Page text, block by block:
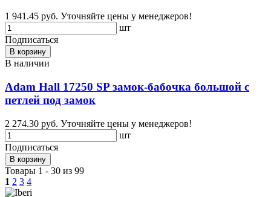
1 941.45 руб. Уточняйте цены у менеджеров!
шт
Подписаться
В корзину
В наличии
Adam Hall 17250 SP замок-бабочка большой с
петлей под замок
2 274.30 руб. Уточняйте цены у менеджеров!
шт
Подписаться
В корзину
Товары 1 - 30 из 99
1 2 3 4